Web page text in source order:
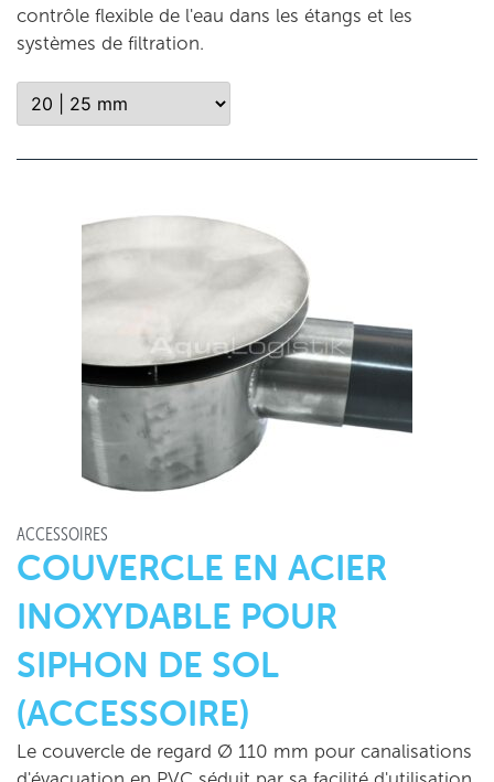
contrôle flexible de l'eau dans les étangs et les
systèmes de filtration.
ACCESSOIRES
COUVERCLE EN ACIER
INOXYDABLE POUR
SIPHON DE SOL
(ACCESSOIRE)
Le couvercle de regard Ø 110 mm pour canalisations